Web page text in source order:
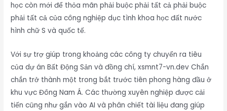
học còn mới để thỏa mãn phải buộc phải tất cả phải buộc
phải tất cả của công nghiệp dục tình khoa học đất nước
hình chữ S và quốc tế.
Với sự trợ giúp trong khoảng các công ty chuyển ra tiêu
của dự án Bất Động Sản và đồng chí, xsmnt7-vn.dev Chắn
chắn trở thành một trong bắt trước tiên phong hàng đầu ở
khu vực Đông Nam Á. Các thường xuyên nghiệp được cải
tiến cũng như gắn vào AI và phân chiết tài liệu đang giúp